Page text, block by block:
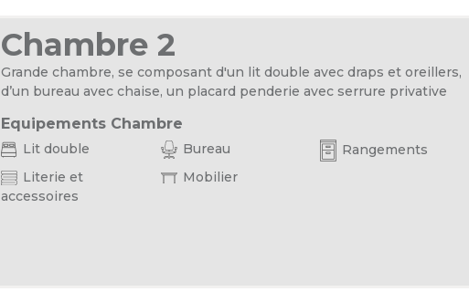
Chambre 2
Grande chambre, se composant d'un lit double avec draps et oreillers,
d’un bureau avec chaise, un placard penderie avec serrure privative
Equipements Chambre
Lit double Bureau
Rangements
Literie et
accessoires
Mobilier